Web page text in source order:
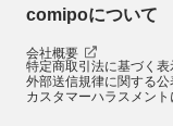
comipoについて
会社概要
特定商取引法に基づく表
外部送信規律に関する公
カスタマーハラスメン